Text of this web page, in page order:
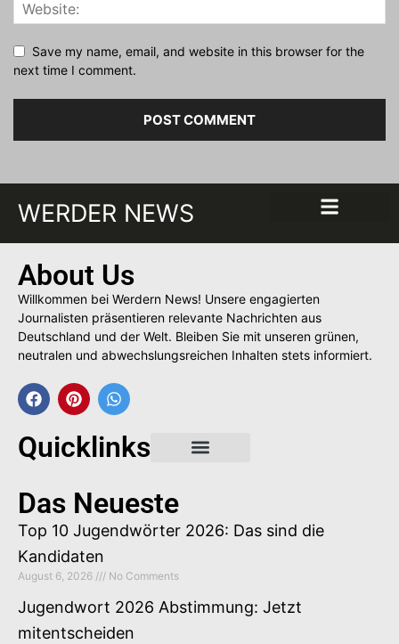
Save my name, email, and website in this browser for the
next time I comment.
WERDER NEWS
About Us
Willkommen bei Werdern News! Unsere engagierten
Journalisten präsentieren relevante Nachrichten aus
Deutschland und der Welt. Bleiben Sie mit unseren grünen,
neutralen und abwechslungsreichen Inhalten stets informiert.
Quicklinks
Das Neueste
Top 10 Jugendwörter 2026: Das sind die
Kandidaten
August 6, 2026 No Comments
Jugendwort 2026 Abstimmung: Jetzt
mitentscheiden